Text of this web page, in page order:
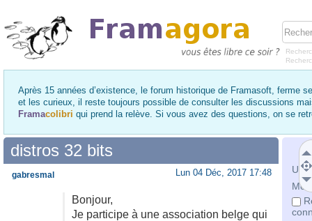
Après 15 années d’existence, le forum historique de Framasoft, ferme
et les curieux, il reste toujours possible de consulter les discussions
Framacolibri qui prend la relève. Si vous avez des questions, on se
Mot
distros 32 bits
Lun 04 Déc, 2017 17:48
Bonjour,
Je participe à une association belge qui
gabresmal